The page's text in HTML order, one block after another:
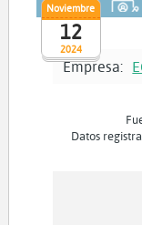
2024
Noviembre
12
Empresa:
Datos